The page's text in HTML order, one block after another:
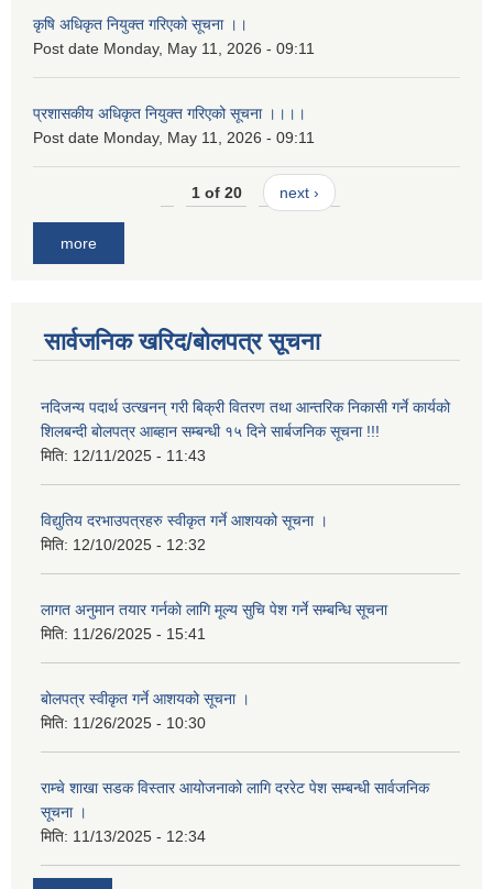
कृषि अधिकृत नियुक्त गरिएको सूचना ।।
Post date Monday, May 11, 2026 - 09:11
प्रशासकीय अधिकृत नियुक्त गरिएको सूचना ।।।।
Post date Monday, May 11, 2026 - 09:11
1 of 20 next ›
more
सार्वजनिक खरिद/बोलपत्र सूचना
नदिजन्य पदार्थ उत्खनन् गरी बिक्री वितरण तथा आन्तरिक निकासी गर्ने कार्यको
शिलबन्दी बोलपत्र आब्हान सम्बन्धी १५ दिने सार्बजनिक सूचना !!!
मिति: 12/11/2025 - 11:43
विद्युतिय दरभाउपत्रहरु स्वीकृत गर्ने आशयको सूचना ।
मिति: 12/10/2025 - 12:32
लागत अनुमान तयार गर्नकाे लागि मूल्य सुचि पेश गर्ने सम्बन्धि सूचना
मिति: 11/26/2025 - 15:41
बोलपत्र स्वीकृत गर्ने आशयको सूचना ।
मिति: 11/26/2025 - 10:30
राम्चे शाखा सडक विस्तार आयोजनाको लागि दररेट पेश सम्बन्धी सार्वजनिक
सूचना ।
मिति: 11/13/2025 - 12:34